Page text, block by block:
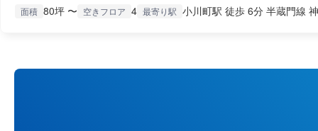
面積 80坪 〜 空きフロア 4 最寄り駅 小川町駅 徒歩 6分 半蔵門線